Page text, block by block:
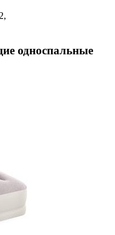
односпальные